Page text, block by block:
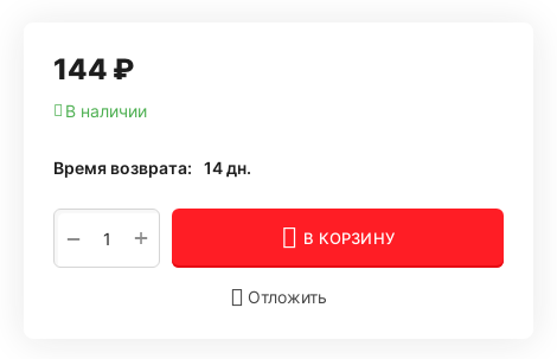
144 ₽
В наличии
Время возврата: 14 дн.
+
− В КОРЗИНУ
Отложить